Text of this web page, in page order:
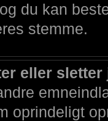
du kan
stemme.
eller
oprindeligt